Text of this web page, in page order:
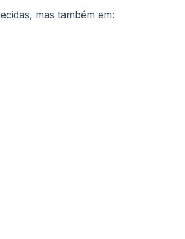
mas também em: